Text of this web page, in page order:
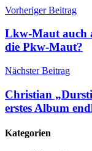
Vorheriger Beitrag
Lkw-Maut auch
die Pkw-Maut?
Nächster Beitrag
Christian
erstes Album
Kategorien